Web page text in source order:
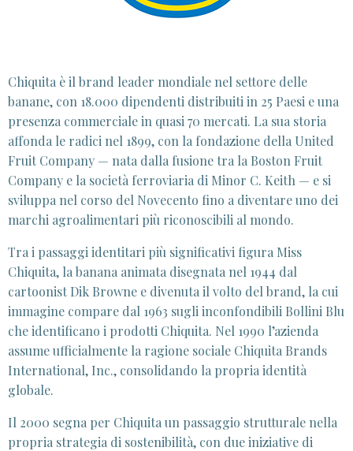
Chiquita è il brand leader mondiale nel settore delle
banane, con 18.000 dipendenti distribuiti in 25 Paesi e una
presenza commerciale in quasi 70 mercati. La sua storia
affonda le radici nel 1899, con la fondazione della United
Fruit Company — nata dalla fusione tra la Boston Fruit
Company e la società ferroviaria di Minor C. Keith — e si
sviluppa nel corso del Novecento fino a diventare uno dei
marchi agroalimentari più riconoscibili al mondo.
Tra i passaggi identitari più significativi figura Miss
Chiquita, la banana animata disegnata nel 1944 dal
cartoonist Dik Browne e divenuta il volto del brand, la cui
immagine compare dal 1963 sugli inconfondibili Bollini Blu
che identificano i prodotti Chiquita. Nel 1990 l’azienda
assume ufficialmente la ragione sociale Chiquita Brands
International, Inc., consolidando la propria identità
globale.
Il 2000 segna per Chiquita un passaggio strutturale nella
propria strategia di sostenibilità, con due iniziative di